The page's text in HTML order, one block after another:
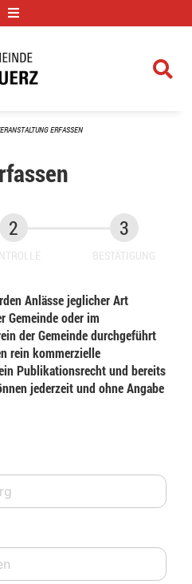
ERFASSEN
BESTÄTIGUNG
Anlässe jeglicher Art
Gemeinde oder im
der Gemeinde durchgeführt
rein kommerzielle
Publikationsrecht und bereits
jederzeit und ohne Angabe